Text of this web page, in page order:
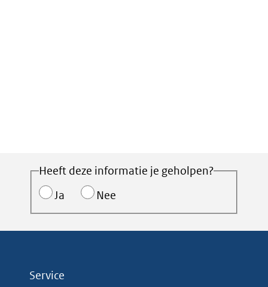
Heeft deze informatie je geholpen?
Ja
Nee
Service